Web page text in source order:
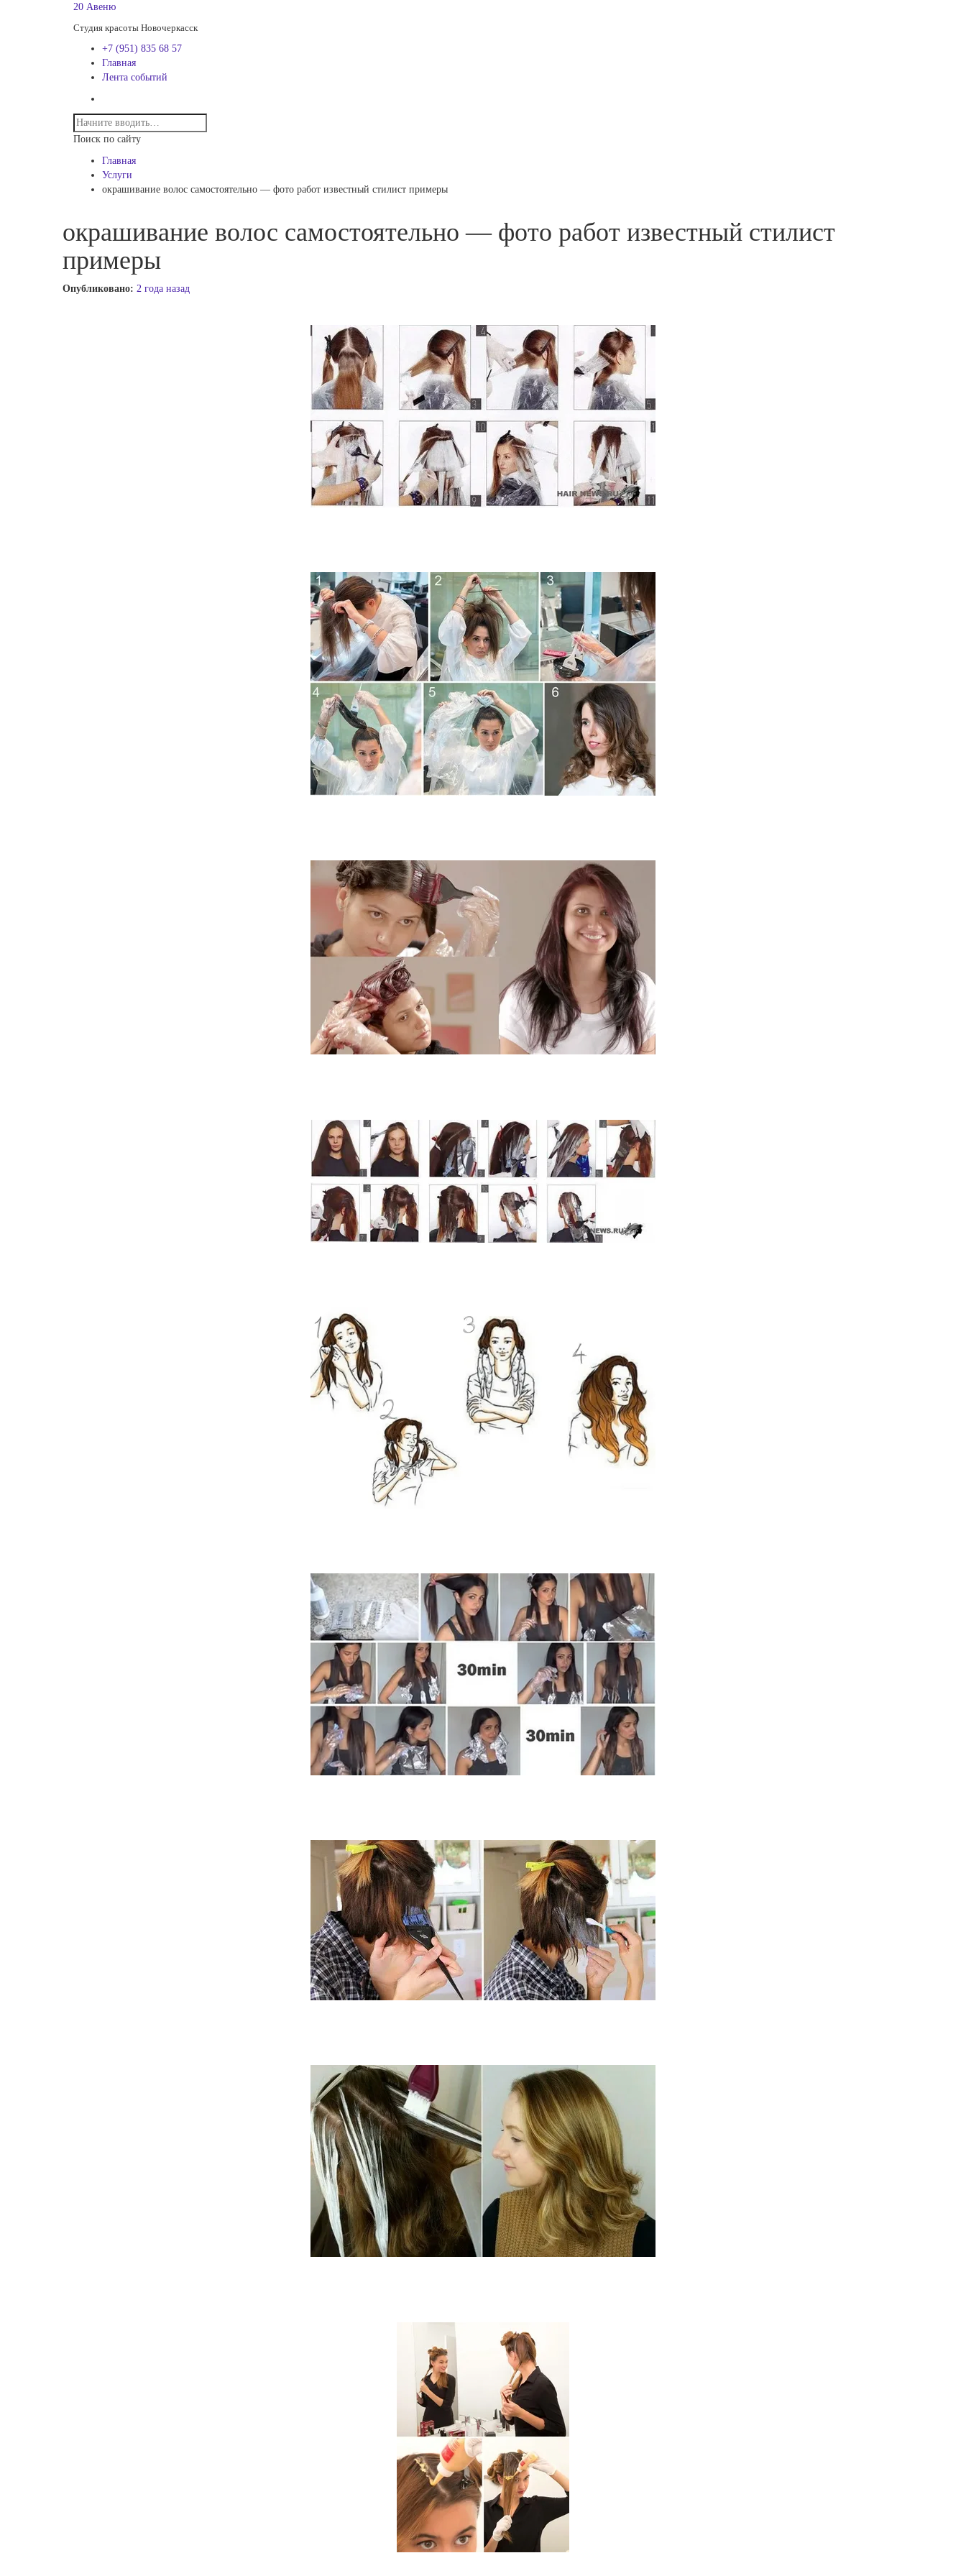
20 Авеню
Студия красоты Новочеркасск
+7 (951) 835 68 57
Главная
Лента событий
Поиск по сайту
Главная
Услуги
окрашивание волос самостоятельно — фото работ известный стилист примеры
окрашивание волос самостоятельно — фото работ известный стилист
примеры
Опубликовано: 2 года назад